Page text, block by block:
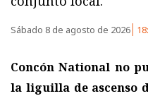
Sábado 8 de agosto de 2026
Concón National no
la liguilla de ascenso